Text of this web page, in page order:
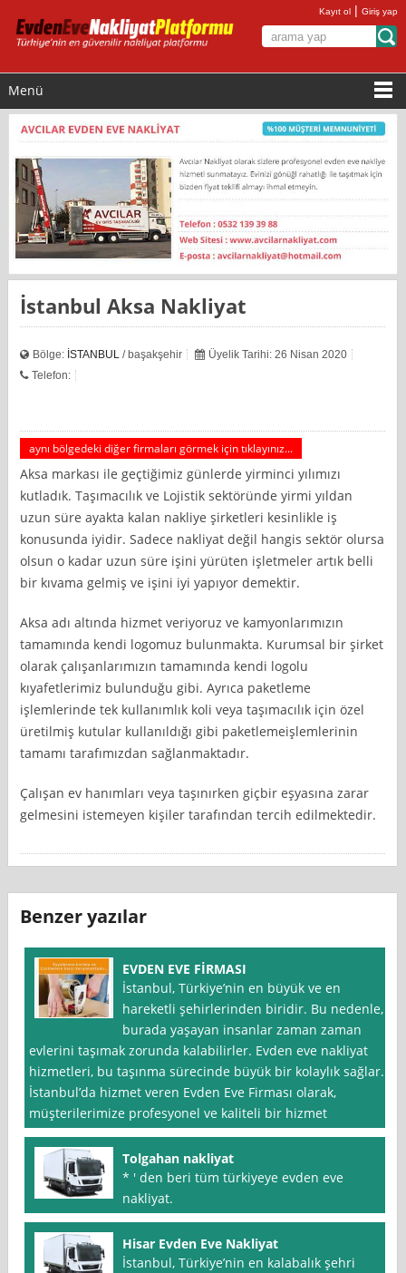
Kayıt ol |Giriş yap
Menü
İstanbul Aksa Nakliyat
Bölge: İSTANBUL / başakşehir
Üyelik Tarihi: 26 Nisan 2020
Telefon:
aynı bölgedeki diğer firmaları görmek için tıklayınız...
Aksa markası ile geçtiğimiz günlerde yirminci yılımızı
kutladık. Taşımacılık ve Lojistik sektöründe yirmi yıldan
uzun süre ayakta kalan nakliye şirketleri kesinlikle iş
konusunda iyidir. Sadece nakliyat değil hangis sektör olursa
olsun o kadar uzun süre işini yürüten işletmeler artık belli
bir kıvama gelmiş ve işini iyi yapıyor demektir.
Aksa adı altında hizmet veriyoruz ve kamyonlarımızın
tamamında kendi logomuz bulunmakta. Kurumsal bir şirket
olarak çalışanlarımızın tamamında kendi logolu
kıyafetlerimiz bulunduğu gibi. Ayrıca paketleme
işlemlerinde tek kullanımlık koli veya taşımacılık için özel
üretilmiş kutular kullanıldığı gibi paketlemeişlemlerinin
tamamı tarafımızdan sağlanmaktadır.
Çalışan ev hanımları veya taşınırken giçbir eşyasına zarar
gelmesini istemeyen kişiler tarafından tercih edilmektedir.
Benzer yazılar
EVDEN EVE FİRMASI
İstanbul, Türkiye’nin en büyük ve en
hareketli şehirlerinden biridir. Bu nedenle,
burada yaşayan insanlar zaman zaman
evlerini taşımak zorunda kalabilirler. Evden eve nakliyat
hizmetleri, bu taşınma sürecinde büyük bir kolaylık sağlar.
İstanbul’da hizmet veren Evden Eve Firması olarak,
müşterilerimize profesyonel ve kaliteli bir hizmet
Tolgahan nakliyat
* ′ den beri tüm türkiyeye evden eve
nakliyat.
Hisar Evden Eve Nakliyat
İstanbul, Türkiye’nin en kalabalık şehri